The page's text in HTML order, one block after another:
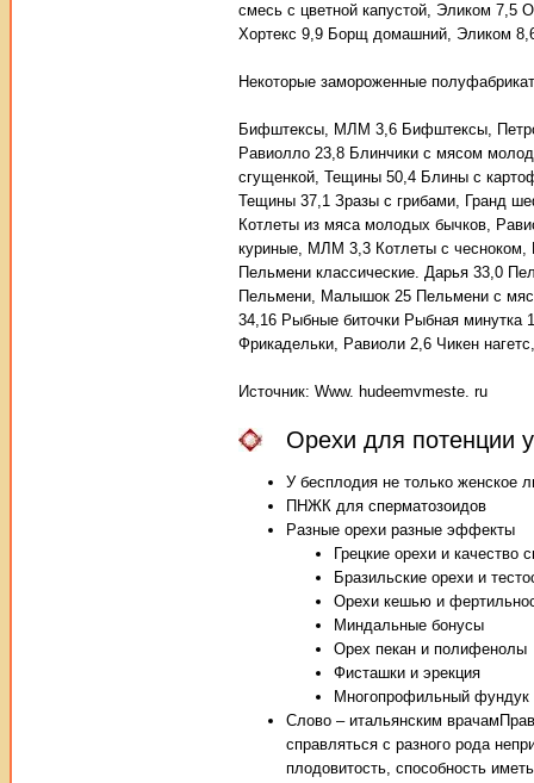
смесь с цветной капустой, Эликом
Хортекс 9,9 Борщ домашний, Эликом
Некоторые замороженные
Бифштексы, МЛМ 3,6 Бифштексы,
Равиолло 23,8 Блинчики с мясом
сгущенкой, Тещины 50,4 Блины с
Тещины 37,1 Зразы с грибами, Гранд
Котлеты из мяса молодых бычков,
куриные, МЛМ 3,3 Котлеты с чесноком,
Пельмени классические. Дарья 33,0
Пельмени, Малышок 25 Пельмени с
34,16 Рыбные биточки Рыбная минутка
Фрикадельки, Равиоли 2,6 Чикен
Источник: Www. hudeemvmeste. ru
Орехи для потенции
У бесплодия не только женское
ПНЖК для сперматозоидов
Разные орехи разные эффекты
Грецкие орехи и качество
Бразильские орехи и
Орехи кешью и
Миндальные бонусы
Орех пекан и полифенолы
Фисташки и эрекция
Многопрофильный фундук
Слово – итальянским
справляться с разного рода
плодовитость, способность